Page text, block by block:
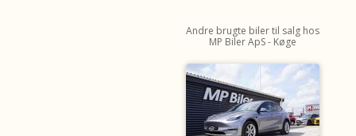
Andre brugte biler til salg hos
MP Biler ApS - Køge